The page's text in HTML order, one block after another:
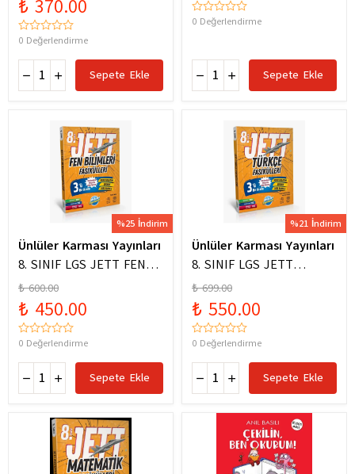
₺ 370.00
0 Değerlendirme
Sepete Ekle
0 Değerlendirme
Sepete Ekle
%25 İndirim
Ünlüler Karması Yayınları
8. SINIF LGS JETT FEN
BİLİMLERİ FASİKÜLLERİ
₺ 600.00
₺ 450.00
0 Değerlendirme
Sepete Ekle
%21 İndirim
Ünlüler Karması Yayınları
8. SINIF LGS JETT
TÜRKÇE FASİKÜLLERİ
₺ 699.00
₺ 550.00
0 Değerlendirme
Sepete Ekle